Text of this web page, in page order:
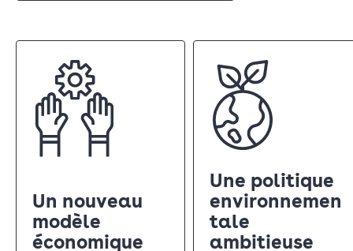
Un nouveau
modèle
économique
Une politique
environnemen
tale
ambitieuse